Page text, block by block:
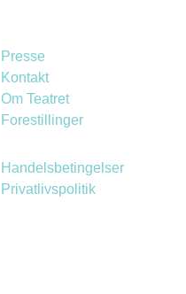
Presse
Kontakt
Om Teatret
Forestillinger
Handelsbetingelser
Privatlivspolitik